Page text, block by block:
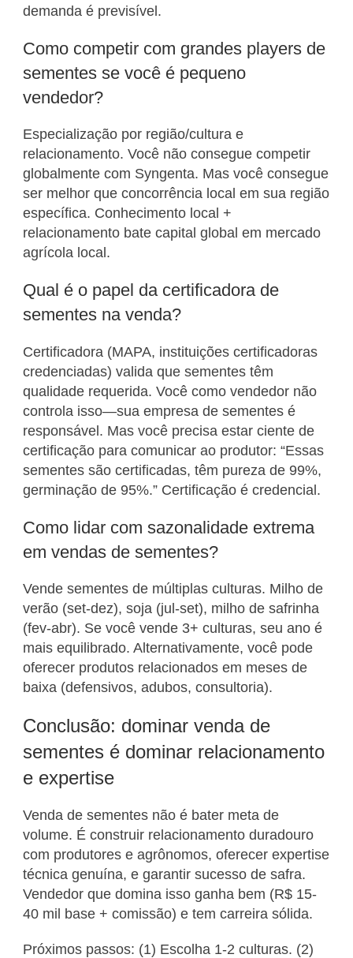
demanda é previsível.
Como competir com grandes players de
sementes se você é pequeno
vendedor?
Especialização por região/cultura e
relacionamento. Você não consegue competir
globalmente com Syngenta. Mas você consegue
ser melhor que concorrência local em sua região
específica. Conhecimento local +
relacionamento bate capital global em mercado
agrícola local.
Qual é o papel da certificadora de
sementes na venda?
Certificadora (MAPA, instituições certificadoras
credenciadas) valida que sementes têm
qualidade requerida. Você como vendedor não
controla isso—sua empresa de sementes é
responsável. Mas você precisa estar ciente de
certificação para comunicar ao produtor: “Essas
sementes são certificadas, têm pureza de 99%,
germinação de 95%.” Certificação é credencial.
Como lidar com sazonalidade extrema
em vendas de sementes?
Vende sementes de múltiplas culturas. Milho de
verão (set-dez), soja (jul-set), milho de safrinha
(fev-abr). Se você vende 3+ culturas, seu ano é
mais equilibrado. Alternativamente, você pode
oferecer produtos relacionados em meses de
baixa (defensivos, adubos, consultoria).
Conclusão: dominar venda de
sementes é dominar relacionamento
e expertise
Venda de sementes não é bater meta de
volume. É construir relacionamento duradouro
com produtores e agrônomos, oferecer expertise
técnica genuína, e garantir sucesso de safra.
Vendedor que domina isso ganha bem (R$ 15-
40 mil base + comissão) e tem carreira sólida.
Próximos passos: (1) Escolha 1-2 culturas. (2)